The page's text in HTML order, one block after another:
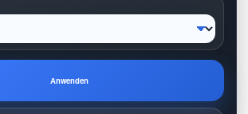
Anwenden